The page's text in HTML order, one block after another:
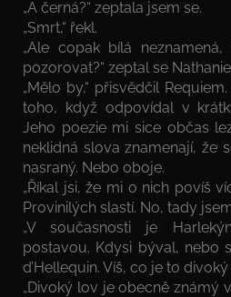
„A černá?“ zeptala jsem se.
„Smrt,“ řekl.
„Ale copak bílá
pozorovat?“ zeptal se
„Mělo by,“ přisvědčil
toho, když odpovídal v
Jeho poezie mi sice občas
neklidná slova znamenají, že
nasraný. Nebo oboje.
„Říkal jsi, že mi o nich povíš
Provinilých slastí. No, tady
„V současnosti je
postavou. Kdysi býval, nebo
d’Hellequin. Víš, co je to
„Divoký lov je obecně známý